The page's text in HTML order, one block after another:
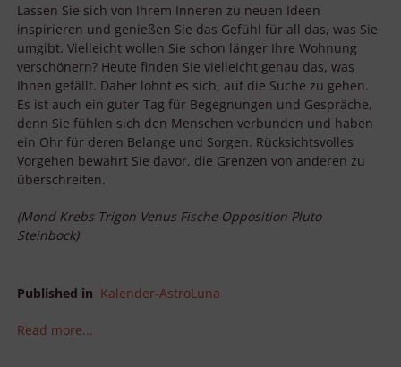
Lassen Sie sich von Ihrem Inneren zu neuen Ideen
inspirieren und genießen Sie das Gefühl für all das, was Sie
umgibt. Vielleicht wollen Sie schon länger Ihre Wohnung
verschönern? Heute finden Sie vielleicht genau das, was
Ihnen gefällt. Daher lohnt es sich, auf die Suche zu gehen.
Es ist auch ein guter Tag für Begegnungen und Gespräche,
denn Sie fühlen sich den Menschen verbunden und haben
ein Ohr für deren Belange und Sorgen. Rücksichtsvolles
Vorgehen bewahrt Sie davor, die Grenzen von anderen zu
überschreiten.
(Mond Krebs Trigon Venus Fische Opposition Pluto
Steinbock)
Published in Kalender-AstroLuna
Read more...